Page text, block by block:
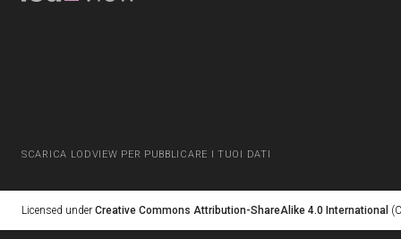
SCARICA LODVIEW PER PUBBLICARE I TUOI DATI
Licensed under Creative Commons Attribution-ShareAlike 4.0 International